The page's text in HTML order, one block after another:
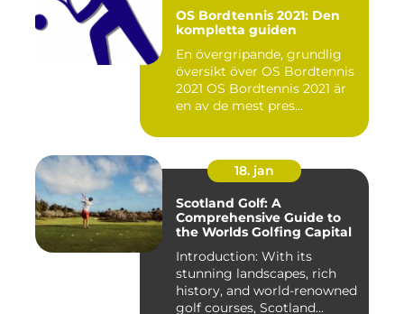
OS Bordtennis 2021: Den
kompletta guiden
En övergripande, grundlig
översikt över OS Bordtennis
2021 OS Bordtennis 2021 är
en av de mest pres...
18. jan
Scotland Golf: A
Comprehensive Guide to
the Worlds Golfing Capital
Introduction: With its
stunning landscapes, rich
history, and world-renowned
golf courses, Scotland...